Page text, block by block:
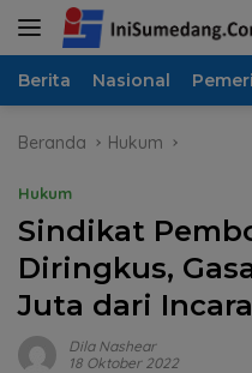
Langsung
Berita Nasional
Beranda Hukum
Hukum
Sindikat
Diringkus,
Juta dari
Dila Nashear
18 Oktober 2022